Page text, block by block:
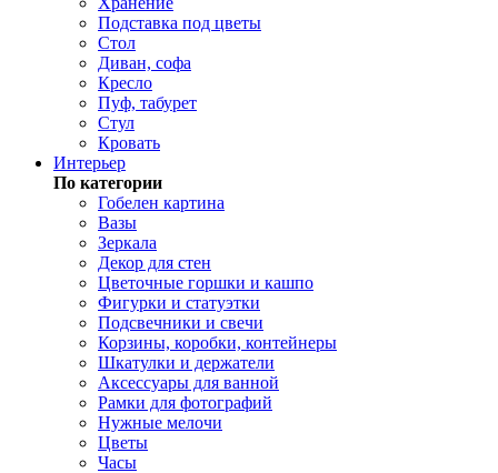
Подставка под цветы
Стол
Диван, софа
Кресло
Пуф, табурет
Стул
Кровать
Интерьер
По категории
Гобелен картина
Вазы
Зеркала
Декор для стен
Цветочные горшки и кашпо
Фигурки и статуэтки
Подсвечники и свечи
Корзины, коробки, контейнеры
Шкатулки и держатели
Аксессуары для ванной
Рамки для фотографий
Нужные мелочи
Цветы
Часы